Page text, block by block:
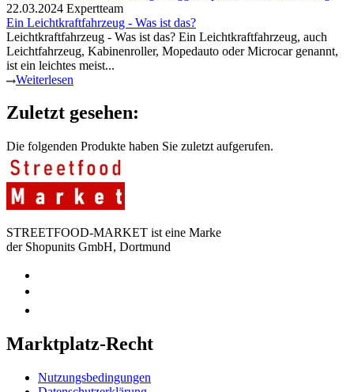
22.03.2024 Expertteam
Ein Leichtkraftfahrzeug - Was ist das?
Leichtkraftfahrzeug - Was ist das? Ein Leichtkraftfahrzeug, auch
Leichtfahrzeug, Kabinenroller, Mopedauto oder Microcar genannt,
ist ein leichtes meist...
Weiterlesen
Zuletzt gesehen:
Die folgenden Produkte haben Sie zuletzt aufgerufen.
STREETFOOD-MARKET ist eine Marke
der Shopunits GmbH, Dortmund
Marktplatz-Recht
Nutzungsbedingungen